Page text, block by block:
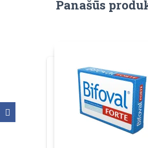
Panašūs